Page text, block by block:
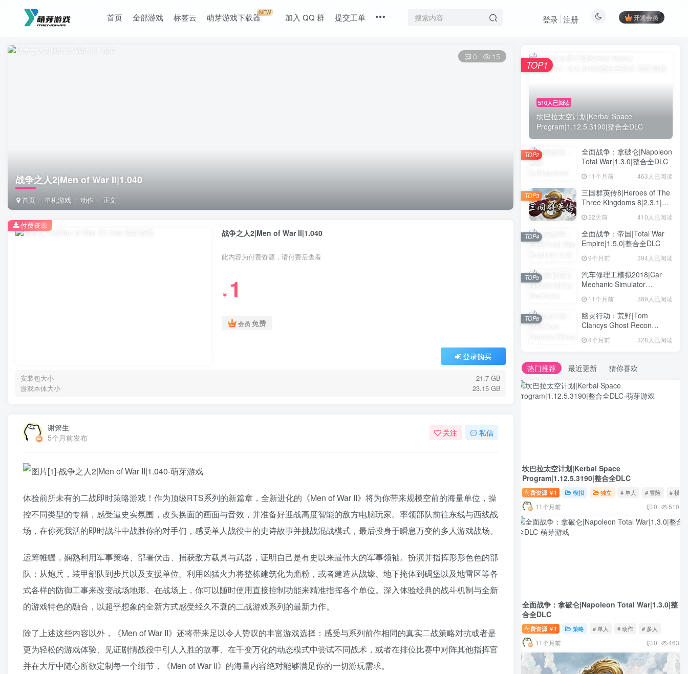
首页 全部游戏 标签云 萌芽游戏下载器NEW 加入 QQ 群 提交工单 开通会员
登录 注册
战争之人2|Men of War II|1.040
首页 单机游戏 动作 正文
0 15
战争之人2|Men of War II|1.040
此内容为付费资源，请付费后查看
￥ 1
会员 免费
登录购买
安装包大小
21.7 GB
游戏本体大小
23.15 GB
付费资源
谢箫生
5个月前发布
关注 私信
体验前所未有的二战即时策略游戏！作为顶级RTS系列的新篇章，全新进化的《Men of War II》将为你带来规模空前的海量单位，操
控不同类型的专精，感受逼史实氛围，改头换面的画面与音效，并准备好迎战高度智能的敌方电脑玩家。率领部队前往东线与西线战
场，在你死我活的即时战斗中战胜你的对手们，感受单人战役中的史诗故事并挑战混战模式，最后投身于瞬息万变的多人游戏战场。
运筹帷幄，娴熟利用军事策略、部署伏击、捕获敌方载具与武器，证明自己是有史以来最伟大的军事领袖。扮演并指挥形形色色的部
队：从炮兵，装甲部队到步兵以及支援单位。利用凶猛火力将整栋建筑化为齑粉，或者建造从战壕、地下掩体到碉堡以及地雷区等各
式各样的防御工事来改变战场地形。在战场上，你可以随时使用直接控制功能来精准指挥各个单位。深入体验经典的战斗机制与全新
的游戏特色的融合，以超乎想象的全新方式感受经久不衰的二战游戏系列的最新力作。
除了上述这些内容以外，《Men of War II》还将带来足以令人赞叹的丰富游戏选择：感受与系列前作相同的真实二战策略对抗或者是
更为轻松的游戏体验、见证剧情战役中引人入胜的故事、在千变万化的动态模式中尝试不同战术，或者在排位比赛中对阵其他指挥官
并在大厅中随心所欲定制每一个细节，《Men of War II》的海量内容绝对能够满足你的一切游玩需求。
510人已阅读
坎巴拉太空计划|Kerbal Space
Program|1.12.5.3190|整合全DLC
TOP1
全面战争：拿破仑|Napoleon
Total War|1.3.0|整合全DLC
11个月前 463人已阅读
TOP2
三国群英传8|Heroes of The
Three Kingdoms 8|2.3.1|整
22天前 410人已阅读
TOP3
全面战争：帝国|Total War
Empire|1.5.0|整合全DLC
9个月前 394人已阅读
TOP4
汽车修理工模拟2018|Car
Mechanic Simulator
11个月前 369人已阅读
TOP5
幽灵行动：荒野|Tom
Clancys Ghost Recon
DLC8个月前 328人已阅读
TOP6
热门推荐 最近更新 猜你喜欢
坎巴拉太空计划|Kerbal Space
Program|1.12.5.3190|整合全DLC
付费资源 ￥ 1 模拟 独立 # 单人 # 冒险 # 模拟
11个月前 0 510
全面战争：拿破仑|Napoleon Total War|1.3.0|整
合全DLC
付费资源 ￥ 1 策略 # 单人 # 动作 # 多人
11个月前 0 463